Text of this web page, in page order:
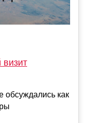
визит
обсуждались как